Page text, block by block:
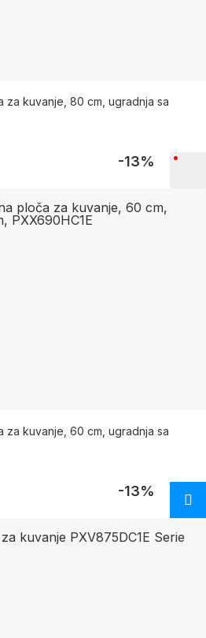
za kuvanje, 80 cm, ugradnja sa
-13%
za kuvanje, 60 cm, ugradnja sa
-13%